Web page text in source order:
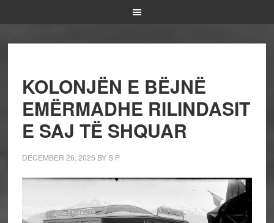
KOLONJËN E BËJNË
EMËRMADHE RILINDASIT
E SAJ TË SHQUAR
DECEMBER 26, 2025 BYS P